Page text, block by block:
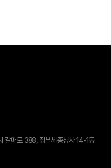
갈매로 388, 정부세종청사 14-1동